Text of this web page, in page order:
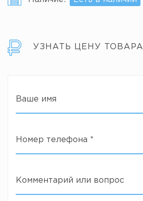
УЗНАТЬ ЦЕНУ ТОВАРА
Ваше имя
Номер телефона *
Комментарий или вопрос